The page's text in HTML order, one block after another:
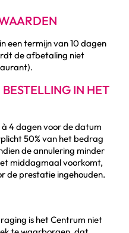
een termijn van 10 dagen
de afbetaling niet
IN HET
4 dagen voor de datum
50% van het bedrag
de annulering minder
middagmaal voorkomt,
de prestatie ingehouden.
is het Centrum niet